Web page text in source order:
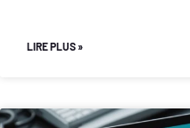
LIRE PLUS »